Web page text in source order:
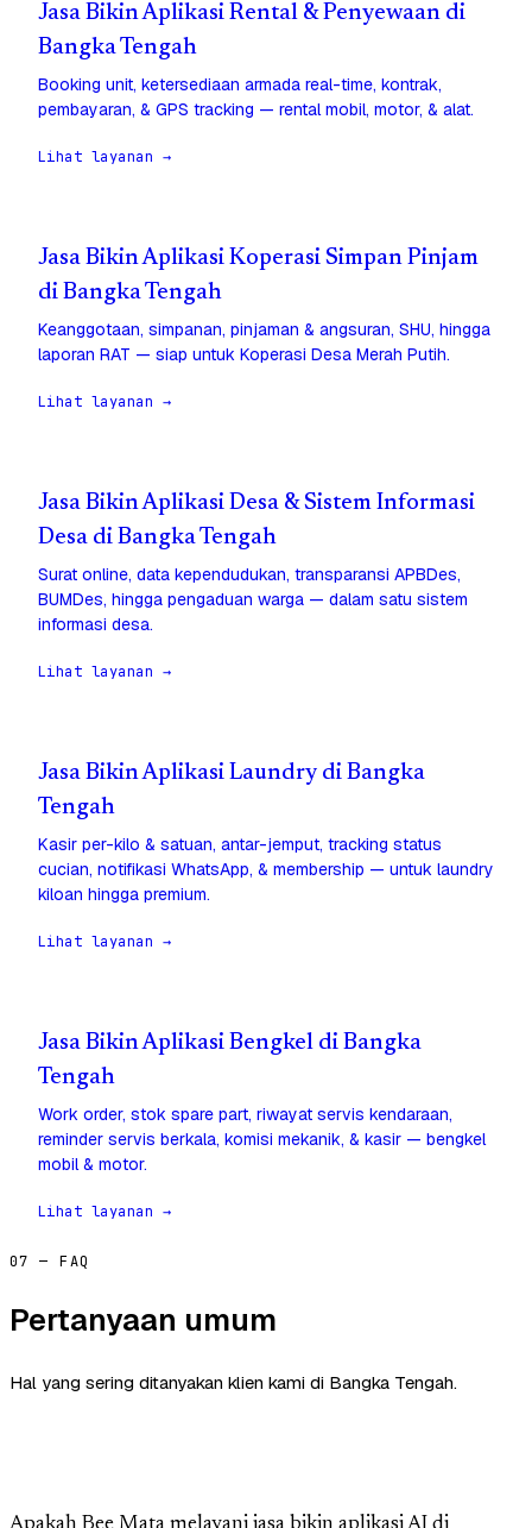
Jasa Bikin Aplikasi Rental & Penyewaan di
Bangka Tengah
Booking unit, ketersediaan armada real-time, kontrak,
pembayaran, & GPS tracking — rental mobil, motor, & alat.
Lihat layanan →
Jasa Bikin Aplikasi Koperasi Simpan Pinjam
di Bangka Tengah
Keanggotaan, simpanan, pinjaman & angsuran, SHU, hingga
laporan RAT — siap untuk Koperasi Desa Merah Putih.
Lihat layanan →
Jasa Bikin Aplikasi Desa & Sistem Informasi
Desa di Bangka Tengah
Surat online, data kependudukan, transparansi APBDes,
BUMDes, hingga pengaduan warga — dalam satu sistem
informasi desa.
Lihat layanan →
Jasa Bikin Aplikasi Laundry di Bangka
Tengah
Kasir per-kilo & satuan, antar-jemput, tracking status
cucian, notifikasi WhatsApp, & membership — untuk laundry
kiloan hingga premium.
Lihat layanan →
Jasa Bikin Aplikasi Bengkel di Bangka
Tengah
Work order, stok spare part, riwayat servis kendaraan,
reminder servis berkala, komisi mekanik, & kasir — bengkel
mobil & motor.
Lihat layanan →
07 — FAQ
Pertanyaan umum
Hal yang sering ditanyakan klien kami di Bangka Tengah.